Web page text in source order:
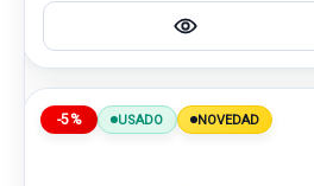
-5% USADO NOVEDAD